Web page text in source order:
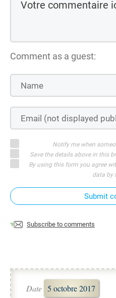
Comment as a guest:
Notify me when
Save the details above in this
By using this form you agree
data by
Submit
Subscribe to comments
Date 5 octobre 2017